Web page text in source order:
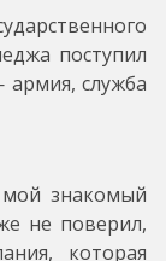
поступил
служба
знакомый
не поверил,
которая